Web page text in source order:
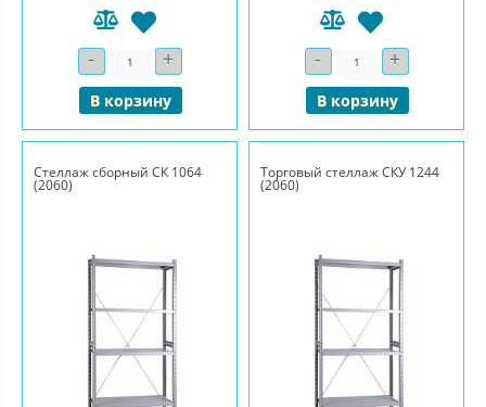
- Количество+
В корзину
- Количество+
В корзину
Стеллаж сборный СК 1064
(2060)
Торговый стеллаж СКУ 1244
(2060)